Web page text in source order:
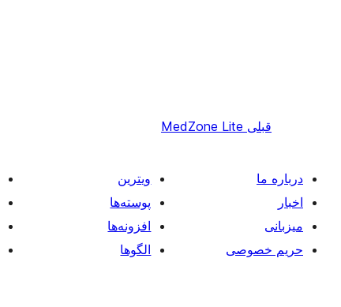
قبلی MedZone Lite
درباره ما
اخبار
میزبانی
حریم خصوصی
ویترین
پوسته‌ها
افزونه‌ها
الگوها